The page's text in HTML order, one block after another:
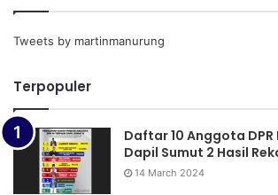
Tweets by martinmanurung
Terpopuler
Daftar 10 Anggota DPR
Dapil Sumut 2 Hasil
14 March 2024